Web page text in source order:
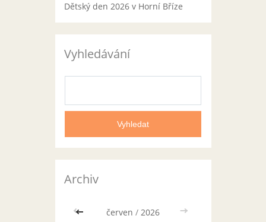
Dětský den 2026 v Horní Bříze
Vyhledávání
Archiv
<< červen / 2026 >>